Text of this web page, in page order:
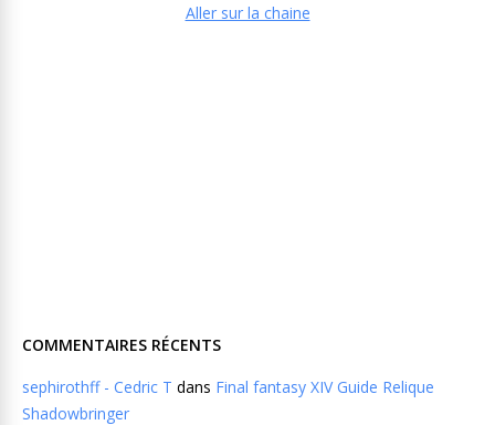
Aller sur la chaine
COMMENTAIRES RÉCENTS
sephirothff - Cedric T dans Final fantasy XIV Guide Relique
Shadowbringer